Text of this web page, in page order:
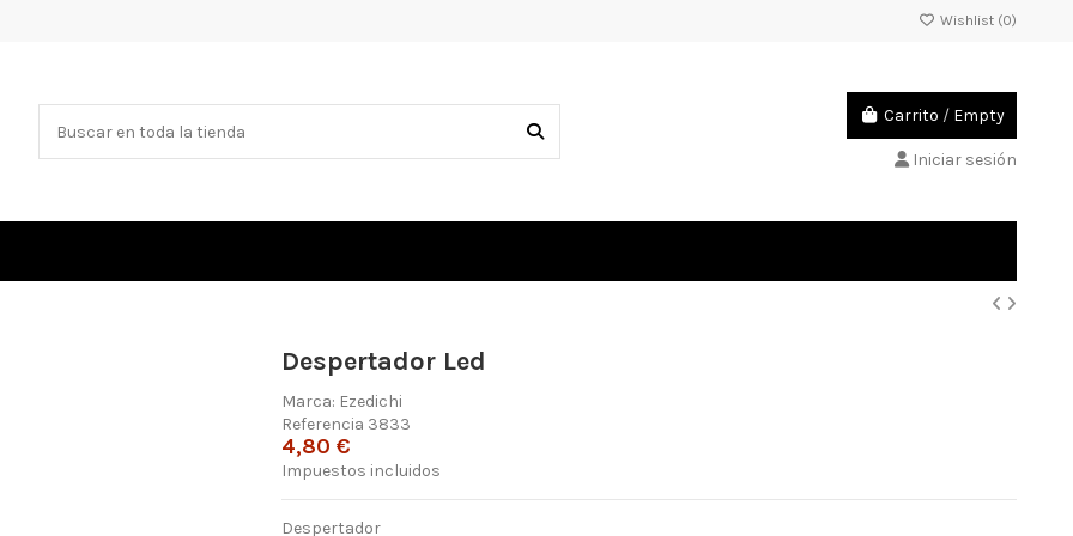
Wishlist (0)
Carrito / Empty
Iniciar sesión
Despertador Led
Marca: Ezedichi
Referencia 3833
4,80 €
Impuestos incluidos
Despertador